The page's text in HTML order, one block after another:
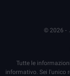
© 2026 -
Tutte le
informativo. Sei l'unico